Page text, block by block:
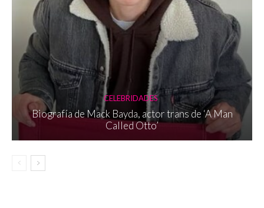
CELEBRIDADES
Biografía de Mack Bayda, actor trans de ‘A Man
Called Otto’